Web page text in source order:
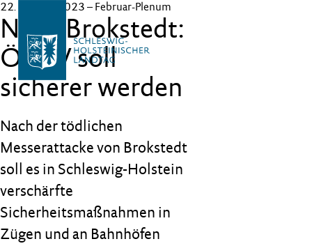
22. Februar 2023 – Februar-Plenum
Nach Brokstedt:
ÖPNV soll
sicherer werden
Nach der tödlichen
Messerattacke von Brokstedt
soll es in Schleswig-Holstein
verschärfte
Sicherheitsmaßnahmen in
Zügen und an Bahnhöfen